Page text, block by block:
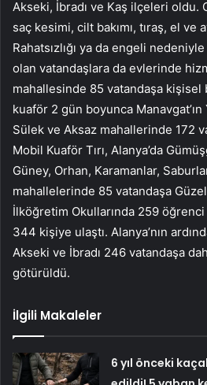
Akseki, İbradı ve Kaş ilçeleri oldu.
saç kesimi, cilt bakımı, tıraş, el ve
Rahatsızlığı ya da engeli
olan vatandaşlara da evlerinde
mahallesinde 85 vatandaşa kişisel
kuaför 2 gün boyunca
Sülek ve Aksaz mahallerinde 172
Mobil Kuaför Tırı, Alanya’da
Güney, Orhan, Karamanlar,
mahallelerinde 85 vatandaşa
İlköğretim Okullarında 259
344 kişiye ulaştı. Alanya’nın
Akseki ve İbradı 246 vatandaşa
götürüldü.
İlgili Makaleler
6 yıl önceki